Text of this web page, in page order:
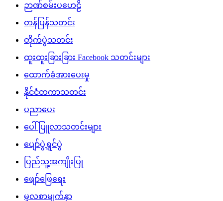
ဉာဏ်စမ်းပဟေဠိ
တန်ပြန်သတင်း
တိုက်ပွဲသတင်း
ထူးထူးခြားခြား Facebook သတင်းများ
ထောက်ခံအားပေးမှု
နိုင်ငံတကာသတင်း
ပညာပေး
ပေါ်ပြူလာသတင်းများ
ပျော်ပွဲရွှင်ပွဲ
ပြည်သူ့အကျိုးပြု
ဖျော်ဖြေရေး
မူလစာမျက်နှာ